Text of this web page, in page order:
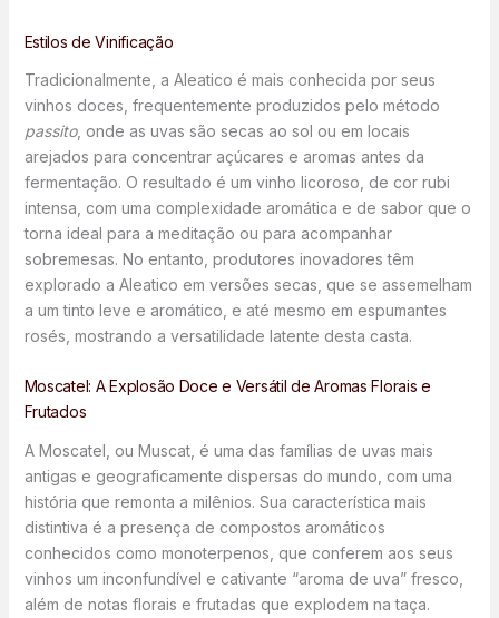
Estilos de Vinificação
Tradicionalmente, a Aleatico é mais conhecida por seus
vinhos doces, frequentemente produzidos pelo método
passito, onde as uvas são secas ao sol ou em locais
arejados para concentrar açúcares e aromas antes da
fermentação. O resultado é um vinho licoroso, de cor rubi
intensa, com uma complexidade aromática e de sabor que o
torna ideal para a meditação ou para acompanhar
sobremesas. No entanto, produtores inovadores têm
explorado a Aleatico em versões secas, que se assemelham
a um tinto leve e aromático, e até mesmo em espumantes
rosés, mostrando a versatilidade latente desta casta.
Moscatel: A Explosão Doce e Versátil de Aromas Florais e
Frutados
A Moscatel, ou Muscat, é uma das famílias de uvas mais
antigas e geograficamente dispersas do mundo, com uma
história que remonta a milênios. Sua característica mais
distintiva é a presença de compostos aromáticos
conhecidos como monoterpenos, que conferem aos seus
vinhos um inconfundível e cativante “aroma de uva” fresco,
além de notas florais e frutadas que explodem na taça.